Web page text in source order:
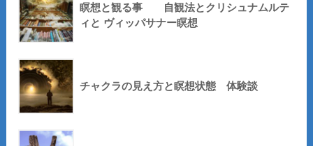
瞑想と観る事 自観法とクリシュナムルテ
ィと ヴィッパサナー瞑想
チャクラの見え方と瞑想状態 体験談